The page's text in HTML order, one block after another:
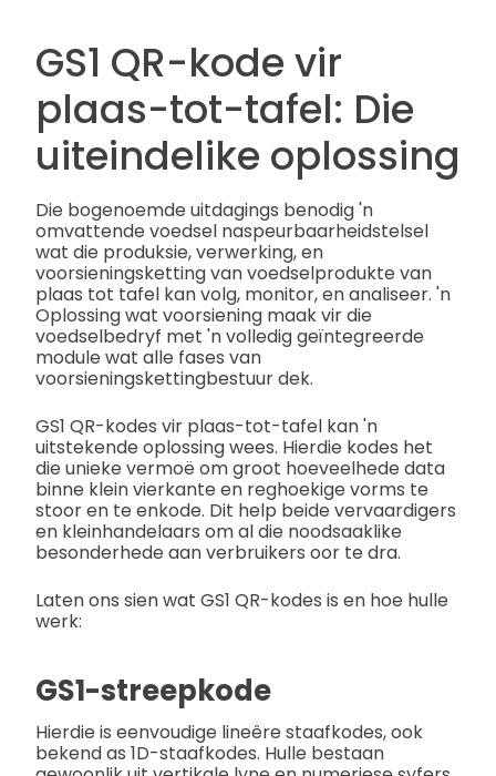
GS1 QR-kode vir
plaas-tot-tafel: Die
uiteindelike oplossing
Die bogenoemde uitdagings benodig 'n
omvattende voedsel naspeurbaarheidstelsel
wat die produksie, verwerking, en
voorsieningsketting van voedselprodukte van
plaas tot tafel kan volg, monitor, en analiseer. 'n
Oplossing wat voorsiening maak vir die
voedselbedryf met 'n volledig geïntegreerde
module wat alle fases van
voorsieningskettingbestuur dek.
GS1 QR-kodes vir plaas-tot-tafel kan 'n
uitstekende oplossing wees. Hierdie kodes het
die unieke vermoë om groot hoeveelhede data
binne klein vierkante en reghoekige vorms te
stoor en te enkode. Dit help beide vervaardigers
en kleinhandelaars om al die noodsaaklike
besonderhede aan verbruikers oor te dra.
Laten ons sien wat GS1 QR-kodes is en hoe hulle
werk:
GS1-streepkode
Hierdie is eenvoudige lineêre staafkodes, ook
bekend as 1D-staafkodes. Hulle bestaan ​​